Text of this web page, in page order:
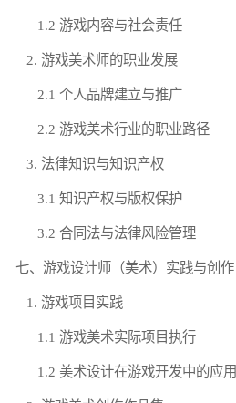
1.2 游戏内容与社会责任
2. 游戏美术师的职业发展
2.1 个人品牌建立与推广
2.2 游戏美术行业的职业路径
3. 法律知识与知识产权
3.1 知识产权与版权保护
3.2 合同法与法律风险管理
七、游戏设计师（美术）实践与创作
1. 游戏项目实践
1.1 游戏美术实际项目执行
1.2 美术设计在游戏开发中的应用